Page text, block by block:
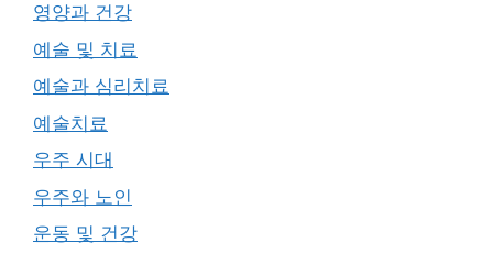
영양과 건강
예술 및 치료
예술과 심리치료
예술치료
우주 시대
우주와 노인
운동 및 건강